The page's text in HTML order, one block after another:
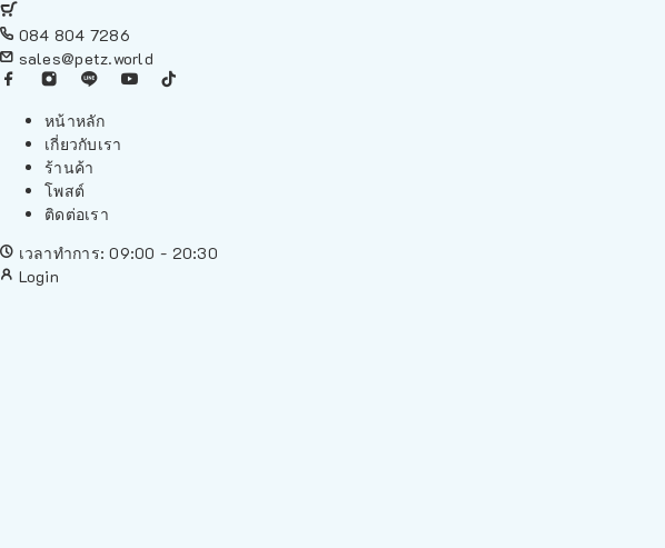
084 804 7286
sales@petz.world
หน้าหลัก
เกี่ยวกับเรา
ร้านค้า
โพสต์
ติดต่อเรา
เวลาทำการ: 09:00 - 20:30
Login